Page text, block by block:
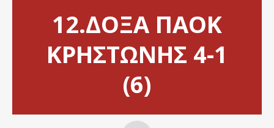
12.ΔΟΞΑ ΠΑΟΚ
ΚΡΗΣΤΩΝΗΣ 4-1
(6)